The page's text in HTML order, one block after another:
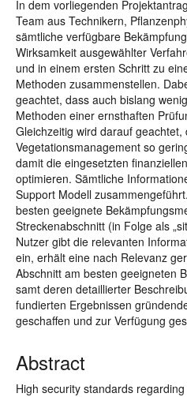
In dem vorliegenden
Team aus Technikern,
sämtliche verfügbare
Wirksamkeit ausgewählter
und in einem ersten Schritt zu
Methoden zusammenstellen.
geachtet, dass auch bislang
Methoden einer ernsthaften
Gleichzeitig wird darauf
Vegetationsmanagement so
damit die eingesetzten
optimieren. Sämtliche
Support Modell
besten geeignete
Streckenabschnitt (in Folge als
Nutzer gibt die relevanten
ein, erhält eine nach Relevanz
Abschnitt am besten geeigneten
samt deren detaillierter
fundierten Ergebnissen
geschaffen und zur Verfügung
Abstract
High security standards